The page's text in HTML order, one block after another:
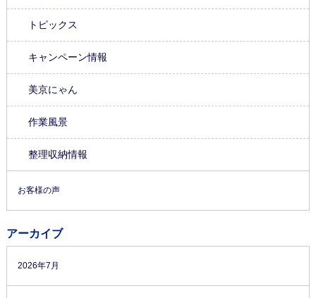
トピックス
キャンペーン情報
美京にゃん
作業風景
整理収納情報
お客様の声
アーカイブ
2026年7月